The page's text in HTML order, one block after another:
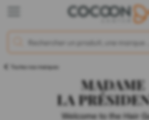
Toutes nos marques